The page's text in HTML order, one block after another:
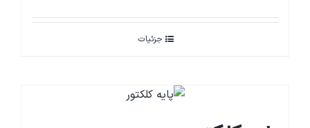
جزئیات